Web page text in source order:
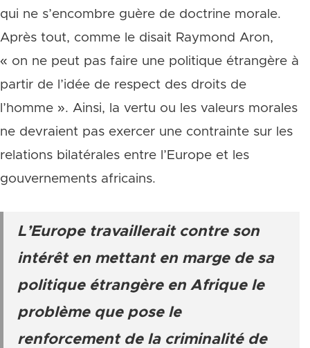
qui ne s’encombre guère de doctrine morale.
Après tout, comme le disait Raymond Aron,
« on ne peut pas faire une politique étrangère à
partir de l’idée de respect des droits de
l’homme ». Ainsi, la vertu ou les valeurs morales
ne devraient pas exercer une contrainte sur les
relations bilatérales entre l’Europe et les
gouvernements africains.
L’Europe travaillerait contre son
intérêt en mettant en marge de sa
politique étrangère en Afrique le
problème que pose le
renforcement de la criminalité de